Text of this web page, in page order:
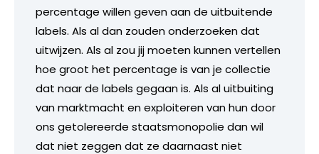
percentage willen geven aan de uitbuitende
labels. Als al dan zouden onderzoeken dat
uitwijzen. Als al zou jij moeten kunnen vertellen
hoe groot het percentage is van je collectie
dat naar de labels gegaan is. Als al uitbuiting
van marktmacht en exploiteren van hun door
ons getolereerde staatsmonopolie dan wil
dat niet zeggen dat ze daarnaast niet